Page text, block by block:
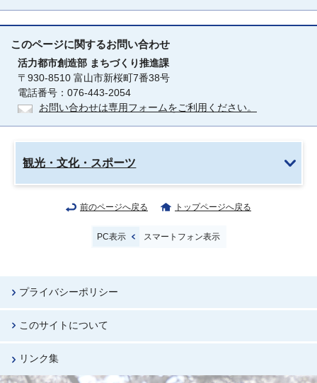
このページに関するお問い合わせ
活力都市創造部 まちづくり推進課
〒930-8510 富山市新桜町7番38号
電話番号：076-443-2054
お問い合わせは専用フォームをご利用ください。
観光・文化・スポーツ
前のページへ戻る トップページへ戻る
PC表示 スマートフォン表示
プライバシーポリシー
このサイトについて
リンク集